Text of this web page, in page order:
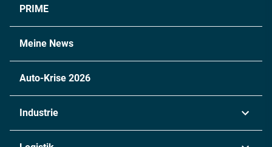
PRIME
Meine News
Auto-Krise 2026
Industrie